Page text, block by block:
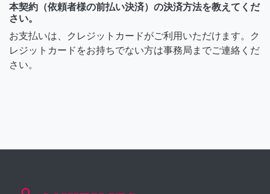
本契約（依頼者様の前払い決済）の決済方法を教えてくだ
さい。
お支払いは、クレジットカードがご利用いただけます。ク
レジットカードをお持ちでない方は事務局までご連絡くだ
さい。